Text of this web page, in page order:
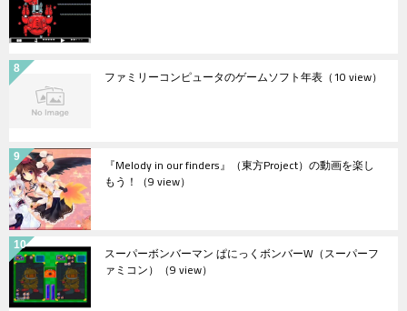
ファミリーコンピュータのゲームソフト年表 （10 view）
『Melody in our finders』（東方Project）の動画を楽し
もう！ （9 view）
スーパーボンバーマン ぱにっくボンバーW（スーパーフ
ァミコン） （9 view）